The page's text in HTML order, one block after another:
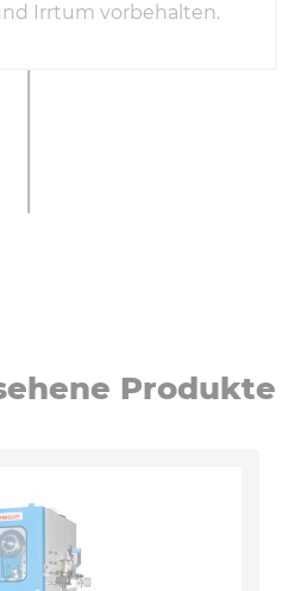
Irrtum vorbehalten.
Produkte